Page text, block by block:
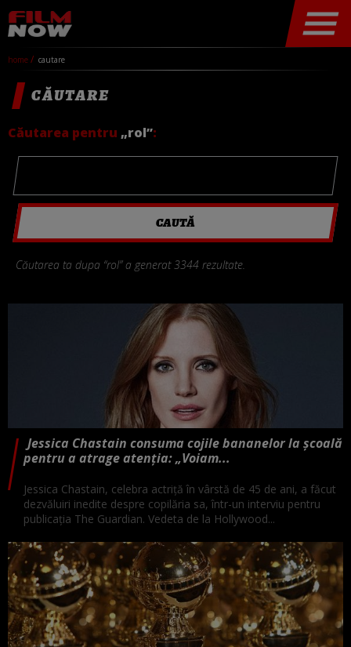
home cautare
CĂUTARE
Căutarea pentru „rol”:
Căutarea ta dupa “rol” a generat 3344 rezultate.
Jessica Chastain consuma cojile bananelor la școală
pentru a atrage atenția: „Voiam...
Jessica Chastain, celebra actriță în vârstă de 45 de ani, a făcut
dezvăluiri inedite despre copilăria sa, într-un interviu pentru
publicația The Guardian. Vedeta de la Hollywood...